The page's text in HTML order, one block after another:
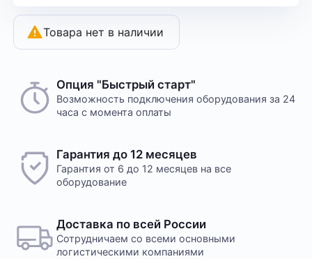
Товара нет в наличии
Опция "Быстрый старт"
Возможность подключения оборудования за 24
часа с момента оплаты
Гарантия до 12 месяцев
Гарантия от 6 до 12 месяцев на все
оборудование
Доставка по всей России
Сотрудничаем со всеми основными
логистическими компаниями